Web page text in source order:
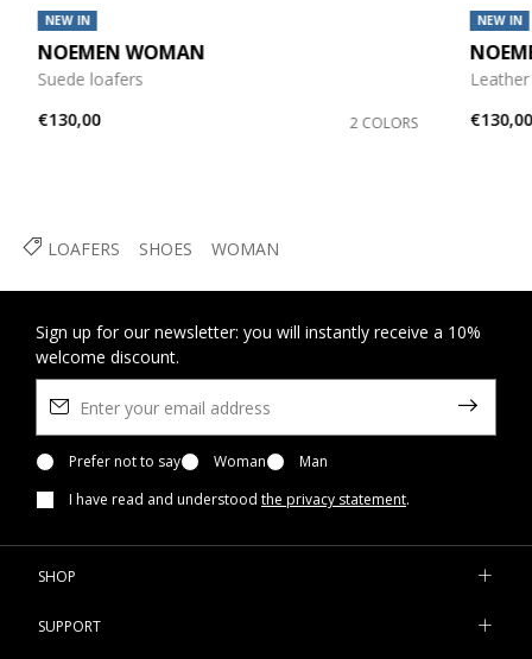
LOAFERS SHOES WOMAN
NEW IN
NOEMEN WOMAN
Suede loafers
€130,00
2 COLORS
NEW IN
€130,00
Sign up for our newsletter: you will instantly receive a 10%
welcome discount.
Prefer not to say Woman
Man
I have read and understood the privacy statement.
SHOP
SUPPORT